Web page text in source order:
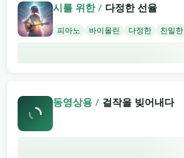
시를 위한 / 다정한 선율
피아노 바이올린 다정한 친밀한
동영상용 / 걸작을 빚어내다